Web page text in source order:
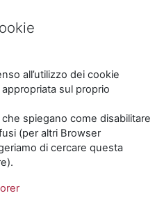
all’utilizzo dei cookie
sul proprio
spiegano come disabilitare
(per altri Browser
di cercare questa